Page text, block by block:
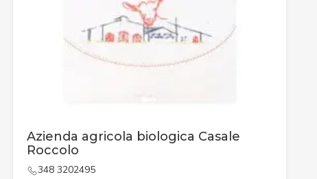
Azienda agricola biologica Casale
Roccolo
348 3202495